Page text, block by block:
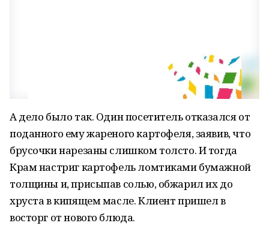
А дело было так. Один посетитель отказался от
поданного ему жареного картофеля, заявив, что
брусочки нарезаны слишком толсто. И тогда
Крам настриг картофель ломтиками бумажной
толщины и, присыпав солью, обжарил их до
хруста в кипящем масле. Клиент пришел в
восторг от нового блюда.